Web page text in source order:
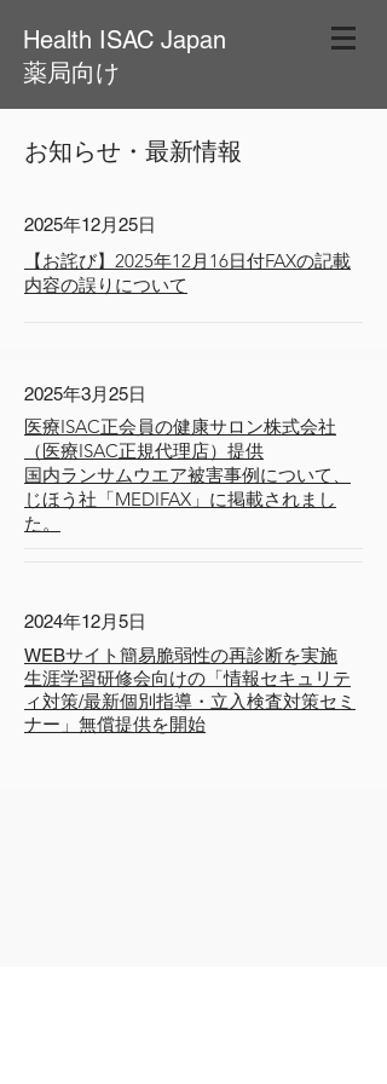
Health ISAC Japan
薬局向け
お知らせ・最新情報
2025年12月25日
【お詫び】2025年12月16日付FAXの記載
内容の誤りについて
2025年3月25日
医療ISAC正会員の健康サロン株式会社
（医療ISAC正規代理店）提供
国内ランサムウエア被害事例について、
じほう社「MEDIFAX」に掲載されまし
た。
2024年12月5日
WEBサイト簡易脆弱性の再診断を実施
生涯学習研修会向けの「情報セキュリテ
ィ対策/最新個別指導・立入検査対策セミ
ナー」無償提供を開始